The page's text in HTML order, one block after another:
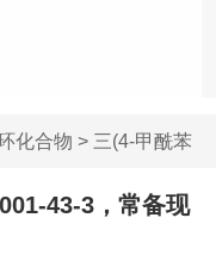
化合物 > 三(4-甲酰苯
43-3，常备现